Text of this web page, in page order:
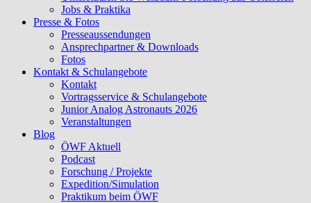
Jobs & Praktika
Presse & Fotos
Presseaussendungen
Ansprechpartner & Downloads
Fotos
Kontakt & Schulangebote
Kontakt
Vortragsservice & Schulangebote
Junior Analog Astronauts 2026
Veranstaltungen
Blog
ÖWF Aktuell
Podcast
Forschung / Projekte
Expedition/Simulation
Praktikum beim ÖWF